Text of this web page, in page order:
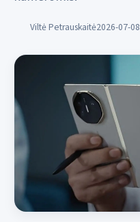
Viltė Petrauskaitė2026-07-08